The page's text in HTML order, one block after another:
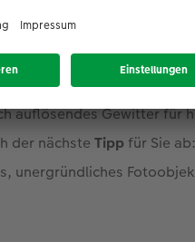
aus dem Himmel ergoss.
auflösendes Gewitter für
der nächsteTipp für Sie
unergründliches